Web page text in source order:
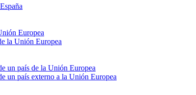
Europea
la Unión Europea
un país de la Unión Europea
un país externo a la Unión Europea